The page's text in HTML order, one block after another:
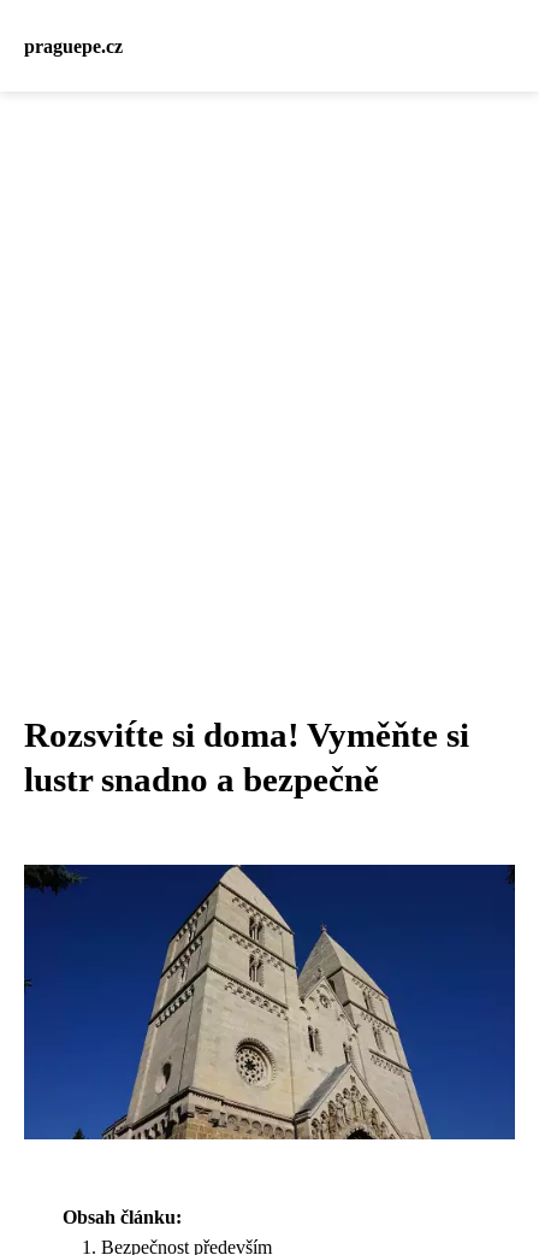
praguepe.cz
Rozsvit́te si doma! Vyměňte si
lustr snadno a bezpečně
Obsah článku:
Bezpečnost především